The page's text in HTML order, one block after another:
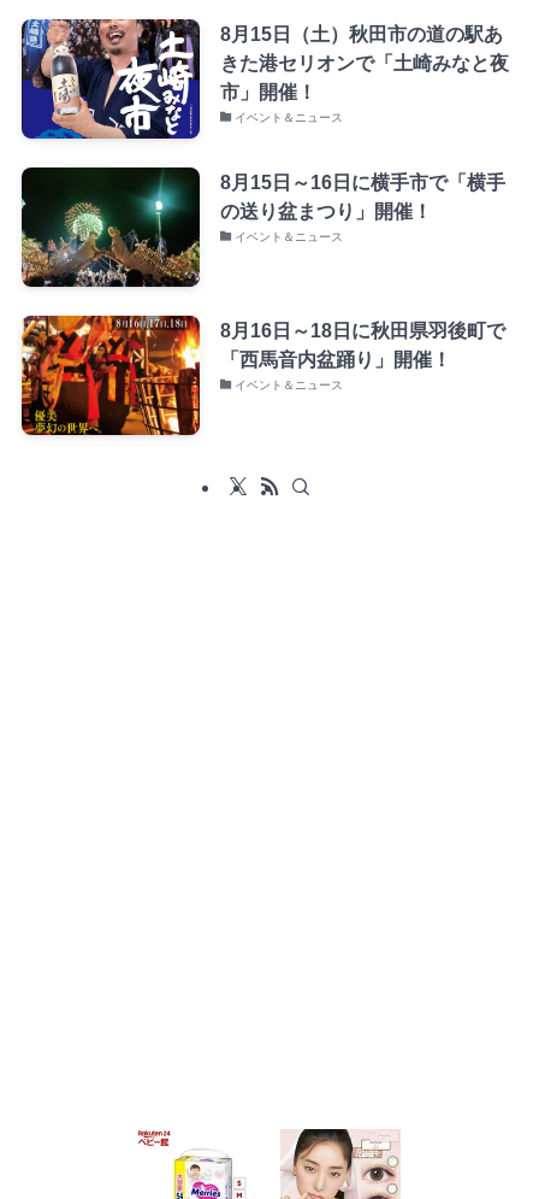
8月15日（土）秋田市の道の駅あ
きた港セリオンで「土崎みなと夜
市」開催！
イベント＆ニュース
8月15日～16日に横手市で「横手
の送り盆まつり」開催！
イベント＆ニュース
8月16日～18日に秋田県羽後町で
「西馬音内盆踊り」開催！
イベント＆ニュース